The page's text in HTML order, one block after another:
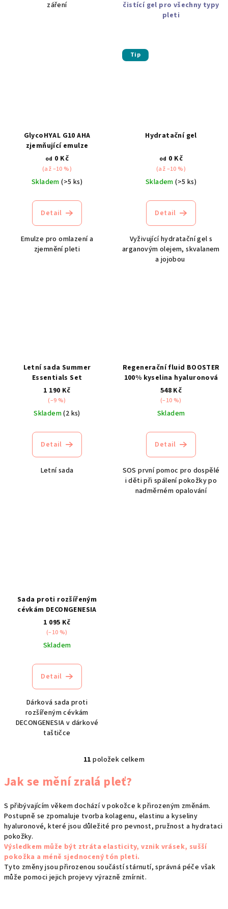
záření
čistící gel pro všechny typy
pleti
GlycoHYAL G10 AHA
zjemňující emulze
od 0 Kč
(až –10 %)
Skladem(>5 ks)
Detail
Emulze pro omlazení a
zjemnění pleti
Tip
Hydratační gel
od 0 Kč
(až –10 %)
Skladem(>5 ks)
Detail
Vyživující hydratační gel s
arganovým olejem, skvalanem
a jojobou
Letní sada Summer
Essentials Set
1 190 Kč
(–9 %)
Skladem(2 ks)
Detail
Letní sada
Regenerační fluid BOOSTER
100% kyselina hyaluronová
548 Kč
(–10 %)
Skladem
Detail
SOS první pomoc pro dospělé
i děti při spálení pokožky po
nadměrném opalování
Sada proti rozšířeným
cévkám DECONGENESIA
1 095 Kč
(–10 %)
Skladem
Detail
Dárková sada proti
rozšířeným cévkám
DECONGENESIA v dárkové
taštičce
O
v
l
á
d
a
í
p
r
v
11 položek celkem
Jak se mění zralá pleť?
S přibývajícím věkem dochází v pokožce k přirozeným změnám.
Postupně se zpomaluje tvorba kolagenu, elastinu a kyseliny
hyaluronové, které jsou důležité pro pevnost, pružnost a hydrataci
pokožky.
Výsledkem může být ztráta elasticity, vznik vrásek, sušší
pokožka a méně sjednocený tón pleti.
Tyto změny jsou přirozenou součástí stárnutí, správná péče však
může pomoci jejich projevy výrazně zmírnit.